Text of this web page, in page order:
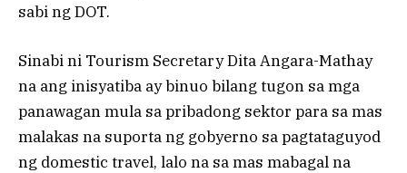
sabi ng DOT.
Sinabi ni Tourism Secretary Dita Angara-Mathay
na ang inisyatiba ay binuo bilang tugon sa mga
panawagan mula sa pribadong sektor para sa mas
malakas na suporta ng gobyerno sa pagtataguyod
ng domestic travel, lalo na sa mas mabagal na